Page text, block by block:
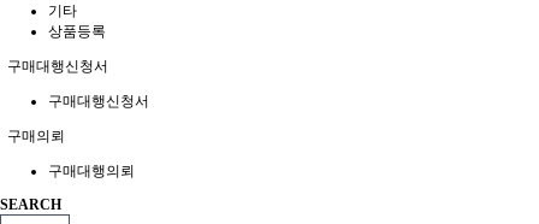
기타
상품등록
구매대행신청서
구매대행신청서
구매의뢰
구매대행의뢰
SEARCH